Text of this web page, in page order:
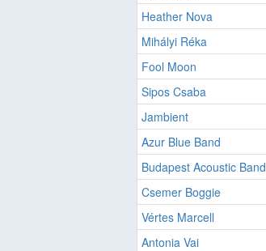
Heather Nova
Mihályi Réka
Fool Moon
Sipos Csaba
Jambient
Azur Blue Band
Budapest Acoustic Band
Csemer Boggie
Vértes Marcell
Antonia Vai